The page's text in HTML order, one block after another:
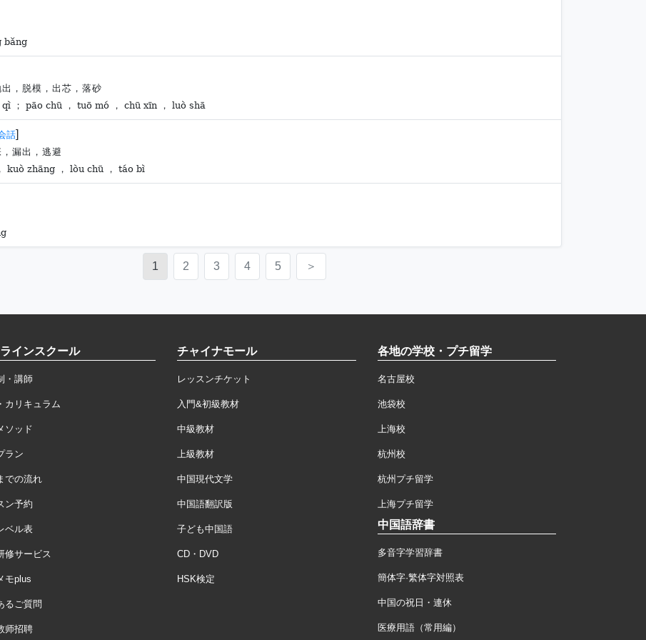
bǎng
，脱模，出芯，落砂
； pāo chū ， tuō mó ， chū xīn ， luò shā
話]
漏出，逃避
kuò zhāng ， lòu chū ， táo bì
1 2 3 4 5 ＞
インスクール
・講師
カリキュラム
ソッド
ラン
での流れ
ン予約
ベル表
修サービス
モplus
るご質問
师招聘
チャイナモール
レッスンチケット
入門&初級教材
中級教材
上級教材
中国現代文学
中国語翻訳版
子ども中国語
CD・DVD
HSK検定
各地の学校・プチ留学
名古屋校
池袋校
上海校
杭州校
杭州プチ留学
上海プチ留学
中国語辞書
多音字学習辞書
簡体字·繁体字対照表
中国の祝日・連休
医療用語（常用編）